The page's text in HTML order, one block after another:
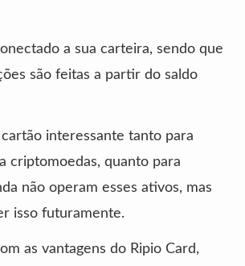
a sua carteira, sendo que
são feitas a partir do saldo
interessante tanto para
criptomoedas, quanto para
não operam esses ativos, mas
isso futuramente.
as vantagens do Ripio Card,